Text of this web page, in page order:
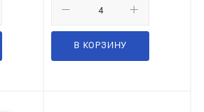
В КОРЗИНУ